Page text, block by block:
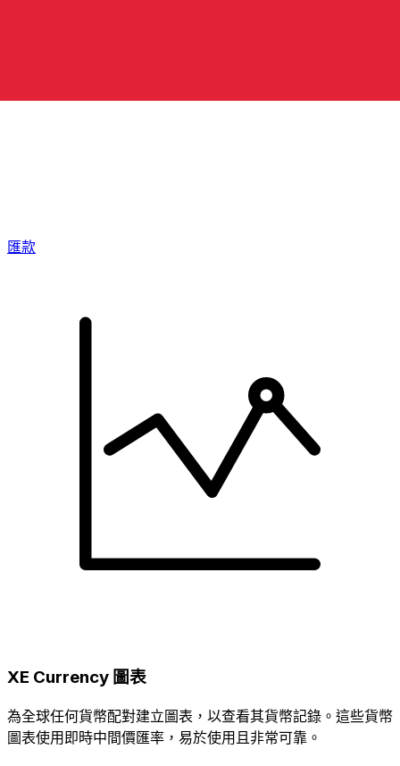
匯款
XE Currency 圖表
為全球任何貨幣配對建立圖表，以查看其貨幣記錄。這些貨幣
圖表使用即時中間價匯率，易於使用且非常可靠。